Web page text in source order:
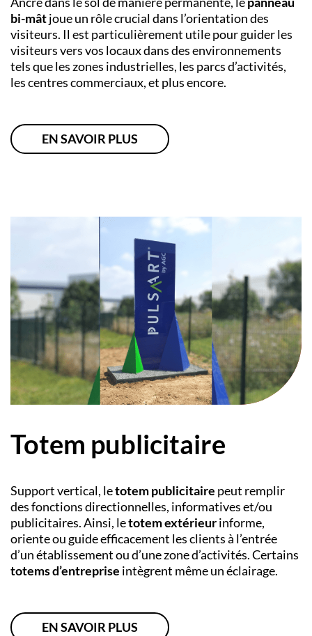
bi-mâtjoue un rôle crucial dans l’orientation des
visiteurs. Il est particulièrement utile pour guider les
visiteurs vers vos locaux dans des environnements
tels que les zones industrielles, les parcs d’activités,
les centres commerciaux, et plus encore.
EN SAVOIR PLUS
Totem publicitaire
Support vertical, letotem publicitaire peut remplir
des fonctions directionnelles, informatives et/ou
publicitaires. Ainsi, letotem extérieurinforme,
oriente ou guide efficacement les clients à l’entrée
d’un établissement ou d’une zone d’activités. Certains
totems d’entreprise intègrent même un éclairage.
EN SAVOIR PLUS